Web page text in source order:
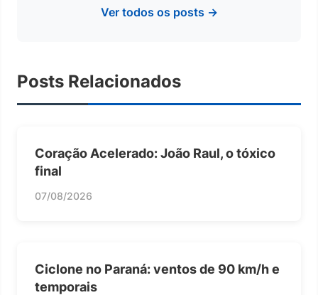
Ver todos os posts →
Posts Relacionados
Coração Acelerado: João Raul, o tóxico
final
07/08/2026
Ciclone no Paraná: ventos de 90 km/h e
temporais